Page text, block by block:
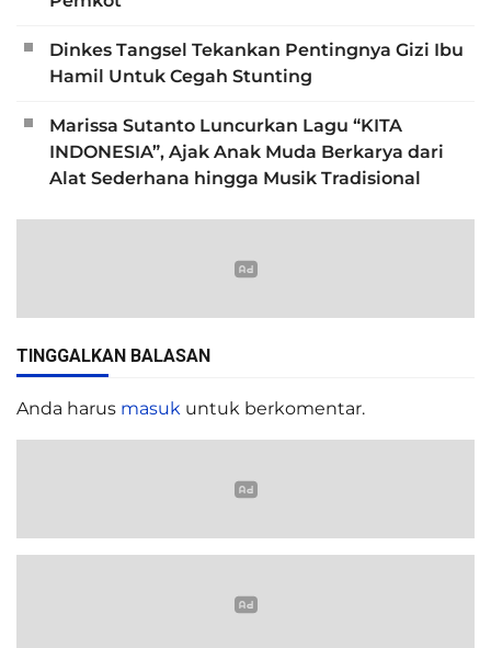
Dinkes Tangsel Tekankan Pentingnya Gizi Ibu
Hamil Untuk Cegah Stunting
Marissa Sutanto Luncurkan Lagu “KITA
INDONESIA”, Ajak Anak Muda Berkarya dari
Alat Sederhana hingga Musik Tradisional
TINGGALKAN BALASAN
Anda harus masuk untuk berkomentar.